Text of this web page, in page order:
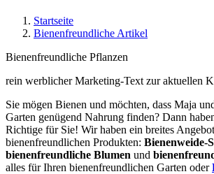
Startseite
Bienenfreundliche Artikel
Bienenfreundliche Pflanzen
rein werblicher Marketing-Text zur aktuellen
Sie mögen Bienen und möchten, dass Maja
Garten genügend Nahrung finden? Dann
Richtige für Sie! Wir haben ein breites
bienenfreundlichen Produkten: Bienenweide-
bienenfreundliche Blumen und
alles für Ihren bienenfreundlichen Garten oder